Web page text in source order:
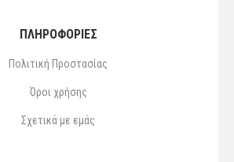
ΠΛΗΡΟΦΟΡΙΕΣ
Πολιτική Προστασίας
Όροι χρήσης
Σχετικά με εμάς